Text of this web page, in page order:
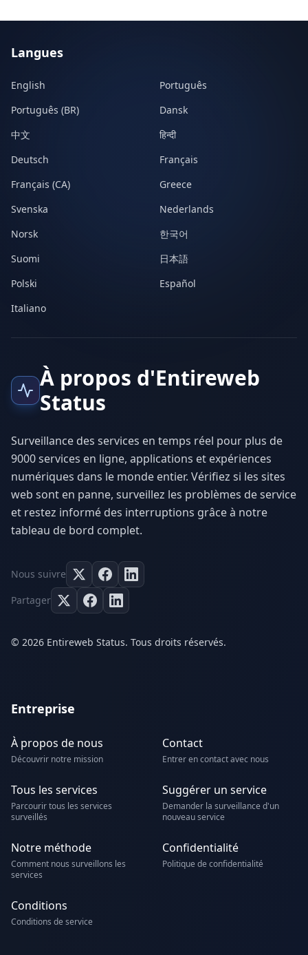
Langues
English
Português
Português (BR)
Dansk
中文
हिन्दी
Deutsch
Français
Français (CA)
Greece
Svenska
Nederlands
Norsk
한국어
Suomi
日本語
Polski
Español
Italiano
À propos d'Entireweb
Status
Surveillance des services en temps réel pour plus de
9000 services en ligne, applications et expériences
numériques dans le monde entier. Vérifiez si les sites
web sont en panne, surveillez les problèmes de service
et restez informé des interruptions grâce à notre
tableau de bord complet.
Nous suivre
Partager
© 2026 Entireweb Status. Tous droits réservés.
Entreprise
À propos de nous
Découvrir notre mission
Contact
Entrer en contact avec nous
Tous les services
Parcourir tous les services
surveillés
Suggérer un service
Demander la surveillance d'un
nouveau service
Notre méthode
Comment nous surveillons les
services
Confidentialité
Politique de confidentialité
Conditions
Conditions de service